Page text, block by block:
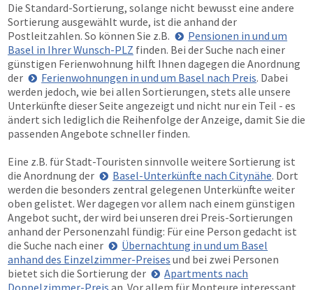
Die Standard-Sortierung, solange nicht bewusst eine andere
Sortierung ausgewählt wurde, ist die anhand der
Postleitzahlen. So können Sie z.B.
Pensionen in und um
Basel in Ihrer Wunsch-PLZ finden. Bei der Suche nach einer
günstigen Ferienwohnung hilft Ihnen dagegen die Anordnung
der
Ferienwohnungen in und um Basel nach Preis. Dabei
werden jedoch, wie bei allen Sortierungen, stets alle unsere
Unterkünfte dieser Seite angezeigt und nicht nur ein Teil - es
ändert sich lediglich die Reihenfolge der Anzeige, damit Sie die
passenden Angebote schneller finden.
Eine z.B. für Stadt-Touristen sinnvolle weitere Sortierung ist
die Anordnung der
Basel-Unterkünfte nach Citynähe. Dort
werden die besonders zentral gelegenen Unterkünfte weiter
oben gelistet. Wer dagegen vor allem nach einem günstigen
Angebot sucht, der wird bei unseren drei Preis-Sortierungen
anhand der Personenzahl fündig: Für eine Person gedacht ist
die Suche nach einer
Übernachtung in und um Basel
anhand des Einzelzimmer-Preises und bei zwei Personen
bietet sich die Sortierung der
Apartments nach
Doppelzimmer-Preis an. Vor allem für Monteure interessant